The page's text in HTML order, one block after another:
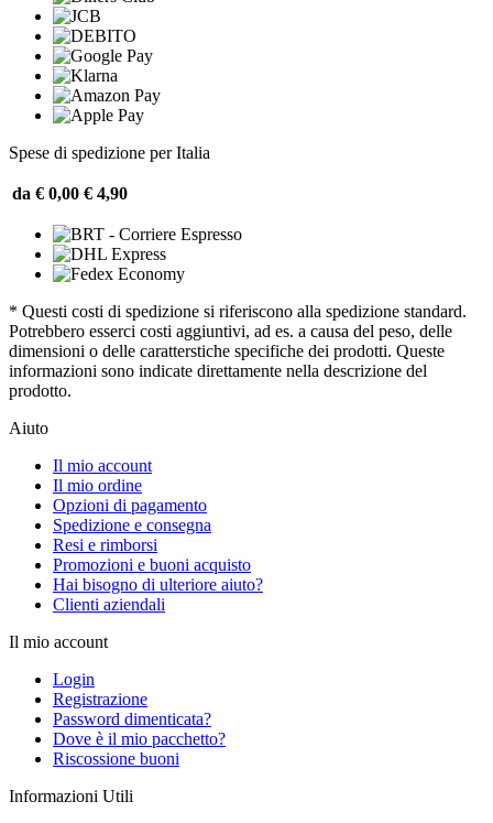
Spese di spedizione per Italia
da € 0,00 € 4,90
* Questi costi di spedizione si riferiscono alla spedizione standard.
Potrebbero esserci costi aggiuntivi, ad es. a causa del peso, delle
dimensioni o delle caratterstiche specifiche dei prodotti. Queste
informazioni sono indicate direttamente nella descrizione del
prodotto.
Aiuto
Il mio account
Il mio ordine
Opzioni di pagamento
Spedizione e consegna
Resi e rimborsi
Promozioni e buoni acquisto
Hai bisogno di ulteriore aiuto?
Clienti aziendali
Il mio account
Login
Registrazione
Password dimenticata?
Dove è il mio pacchetto?
Riscossione buoni
Informazioni Utili